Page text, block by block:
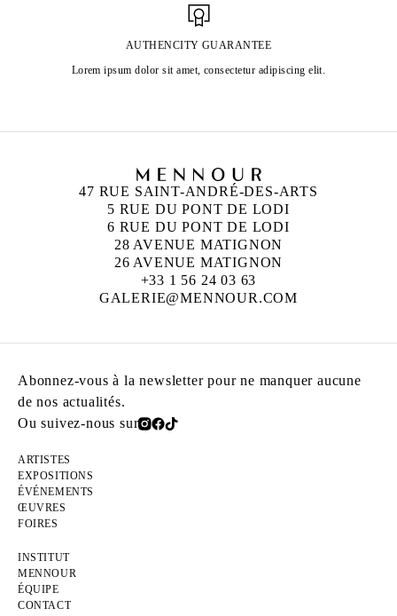
AUTHENCITY GUARANTEE
Lorem ipsum dolor sit amet, consectetur adipiscing elit.
47 RUE SAINT-ANDRÉ-DES-ARTS
5 RUE DU PONT DE LODI
6 RUE DU PONT DE LODI
28 AVENUE MATIGNON
26 AVENUE MATIGNON
+33 1 56 24 03 63
GALERIE@MENNOUR.COM
Abonnez-vous à la newsletter pour ne manquer aucune
de nos actualités.
Ou suivez-nous sur
ARTISTES
EXPOSITIONS
ÉVÉNEMENTS
ŒUVRES
FOIRES
INSTITUT
MENNOUR
ÉQUIPE
CONTACT